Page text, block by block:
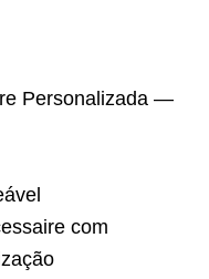
Personalizada —
com